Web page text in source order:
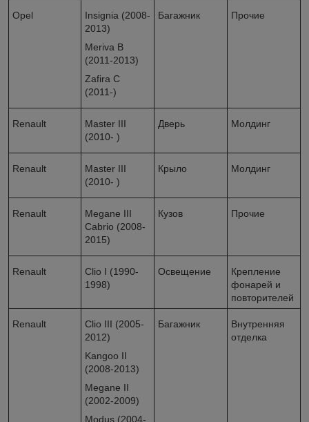
Opel
Insignia (2008-
2013)
Meriva B
(2011-2013)
Zafira C
(2011-)
Багажник Прочие
Renault
Master III
(2010- )
Дверь Молдинг
Renault
Master III
(2010- )
Крыло Молдинг
Renault
Megane III
Cabrio (2008-
2015)
Кузов Прочие
Renault
Clio I (1990-
1998)
Освещение
Крепление
фонарей и
повторителей
Renault
Clio III (2005-
2012)
Kangoo II
(2008-2013)
Megane II
(2002-2009)
Modus (2004-
Багажник
Внутренняя
отделка